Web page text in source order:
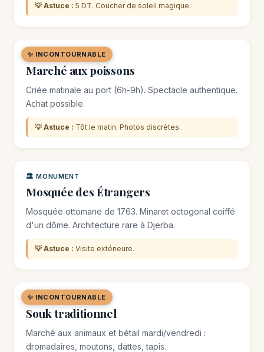
💡 Astuce : 5 DT. Coucher de soleil magique.
✨ INCONTOURNABLE
🛒 MARCHÉ / SOUK
Marché aux poissons
Criée matinale au port (6h-9h). Spectacle authentique.
Achat possible.
💡 Astuce : Tôt le matin. Photos discrètes.
🏛️ MONUMENT
Mosquée des Étrangers
Mosquée ottomane de 1763. Minaret octogonal coiffé
d'un dôme. Architecture rare à Djerba.
💡 Astuce : Visite extérieure.
✨ INCONTOURNABLE
🛒 MARCHÉ / SOUK
Souk traditionnel
Marché aux animaux et bétail mardi/vendredi :
dromadaires, moutons, dattes, tapis.